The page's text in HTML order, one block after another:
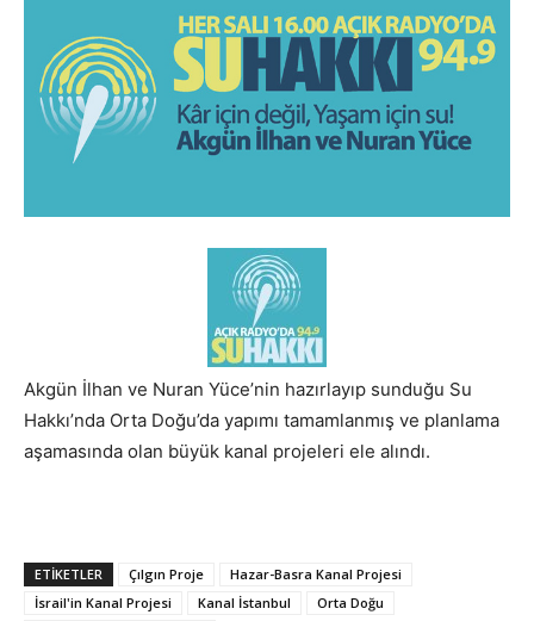
Akgün İlhan ve Nuran Yüce’nin hazırlayıp sunduğu Su
Hakkı’nda Orta Doğu’da yapımı tamamlanmış ve planlama
aşamasında olan büyük kanal projeleri ele alındı.
ETIKETLER Çılgın Proje
Hazar-Basra Kanal Projesi
İsrail'in Kanal Projesi
Kanal İstanbul
Orta Doğu